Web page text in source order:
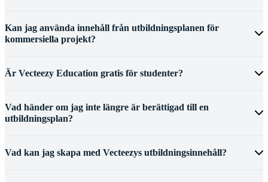
Kan jag använda innehåll från utbildningsplanen för
kommersiella projekt?
Är Vecteezy Education gratis för studenter?
Vad händer om jag inte längre är berättigad till en
utbildningsplan?
Vad kan jag skapa med Vecteezys utbildningsinnehåll?